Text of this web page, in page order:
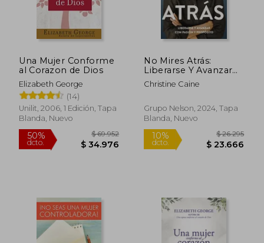
50%
dcto. $ 41.112
50%
dcto.
Una Mujer Conforme
al Corazon de Dios
Elizabeth George
(14)
Unilit, 2006, 1 Edición, Tapa
Blanda, Nuevo
No Mires Atrás:
Liberarse Y Avanzar
Con Pasión Y
Propósito
Christine Caine
Grupo Nelson, 2024, Tapa
Blanda, Nuevo